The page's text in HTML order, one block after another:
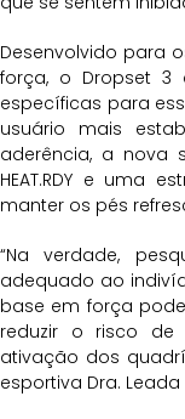
Desenvolvido para
força, o Dropset 3
específicas para
usuário mais
aderência, a nova
HEAT.RDY e uma
manter os pés
“Na verdade,
adequado ao
base em força
reduzir o risco
ativação dos
esportiva Dra. Leada